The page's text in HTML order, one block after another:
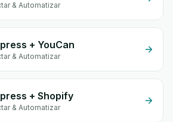
& Automatizar
+ YouCan
& Automatizar
+ Shopify
& Automatizar